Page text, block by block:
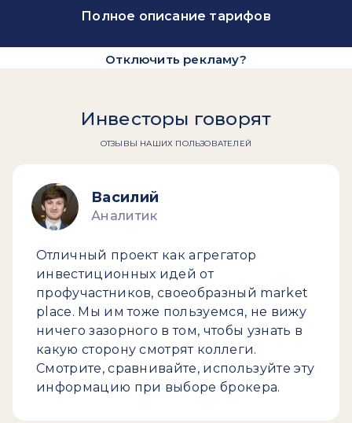
Полное описание тарифов
Отключить рекламу?
Инвесторы говорят
ОТЗЫВЫ НАШИХ ПОЛЬЗОВАТЕЛЕЙ
Василий
Аналитик
Отличный проект как агрегатор
инвестиционных идей от
профучастников, своеобразный market
place. Мы им тоже пользуемся, не вижу
ничего зазорного в том, чтобы узнать в
какую сторону смотрят коллеги.
Смотрите, сравнивайте, используйте эту
информацию при выборе брокера.